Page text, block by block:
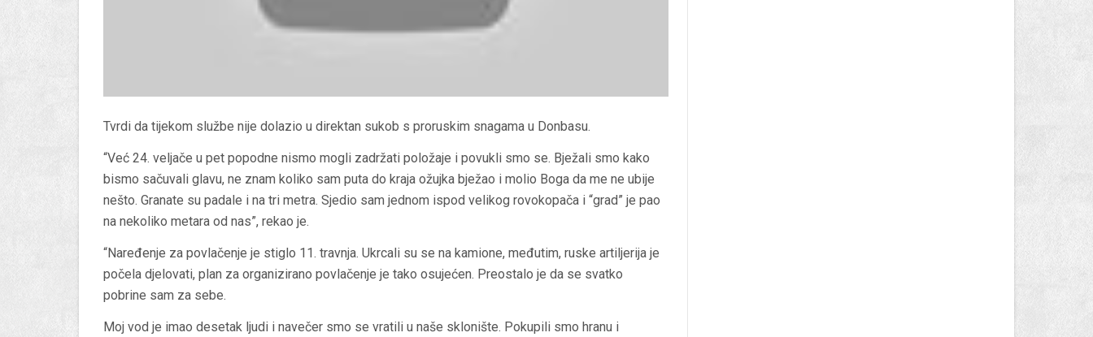
Tvrdi da tijekom službe nije dolazio u direktan sukob s proruskim snagama u Donbasu.
“Već 24. veljače u pet popodne nismo mogli zadržati položaje i povukli smo se. Bježali smo kako
bismo sačuvali glavu, ne znam koliko sam puta do kraja ožujka bježao i molio Boga da me ne ubije
nešto. Granate su padale i na tri metra. Sjedio sam jednom ispod velikog rovokopača i “grad” je pao
na nekoliko metara od nas”, rekao je.
“Naređenje za povlačenje je stiglo 11. travnja. Ukrcali su se na kamione, međutim, ruske artiljerija je
počela djelovati, plan za organizirano povlačenje je tako osujećen. Preostalo je da se svatko
pobrine sam za sebe.
Moj vod je imao desetak ljudi i navečer smo se vratili u naše sklonište. Pokupili smo hranu i